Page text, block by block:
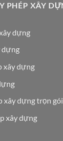
PHÉP XÂY
dựng
dựng
xây dựng
xây dựng trọn gói
xây dựng